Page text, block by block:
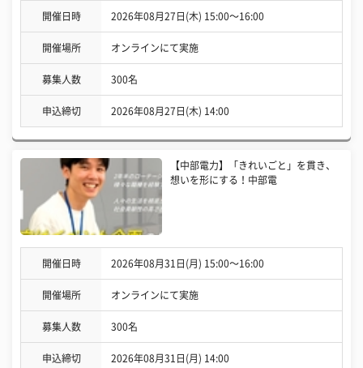
開催日時 2026年08月27日(木) 15:00〜16:00
開催場所 オンラインにて実施
募集人数 300名
申込締切 2026年08月27日(木) 14:00
【中部電力】「きれいごと」を貫き、
想いを形にする！中部電
開催日時 2026年08月31日(月) 15:00〜16:00
開催場所 オンラインにて実施
募集人数 300名
申込締切 2026年08月31日(月) 14:00